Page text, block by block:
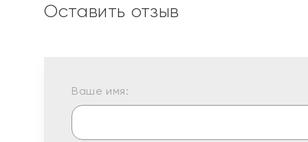
Оставить отзыв
Ваше имя: